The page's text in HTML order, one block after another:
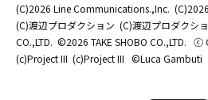
(C)2026 Line Communications.,Inc.
(C)渡辺プロダクション (C)渡辺プロダクシ
CO.,LTD. ©2026 TAKE SHOBO CO.,LTD. ⓒ
(c)Project III (c)Project III ©Luca Gambuti